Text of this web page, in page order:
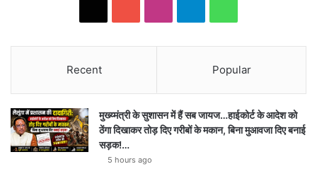
Recent Popular
मुख्य्मंत्री के सुशासन में हैं सब जायज…हाईकोर्ट के आदेश को
ठेंगा दिखाकर तोड़ दिए गरीबों के मकान, बिना मुआवजा दिए बनाई
सड़क!…
5 hours ago